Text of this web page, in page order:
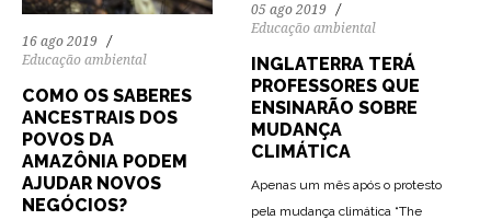
16 ago 2019
Educação ambiental
COMO OS SABERES
ANCESTRAIS DOS
POVOS DA
AMAZÔNIA PODEM
AJUDAR NOVOS
NEGÓCIOS?
05 ago 2019
Educação ambiental
INGLATERRA TERÁ
PROFESSORES QUE
ENSINARÃO SOBRE
MUDANÇA
CLIMÁTICA
Apenas um mês após o protesto
pela mudança climática “The